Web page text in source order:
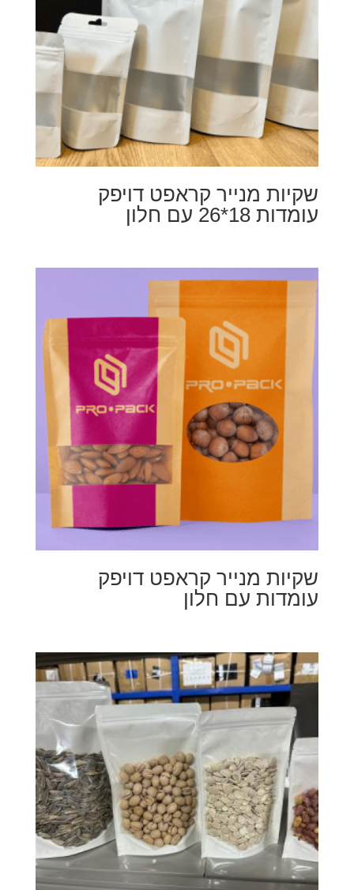
שקיות מנייר קראפט דויפק
עומדות 18*26 עם חלון
שקיות מנייר קראפט דויפק
עומדות עם חלון